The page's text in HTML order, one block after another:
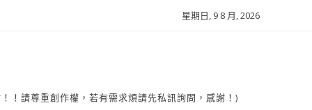
星期日, 9 8 月, 2026
請尊重創作權，若有需求煩請先私訊詢問，感謝！)